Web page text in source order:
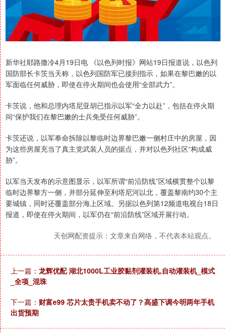
新华社耶路撒冷4月19日电 《以色列时报》网站19日报道说，以色列
国防部长卡茨当天称，以色列国防军已接到指示，如果在黎巴嫩的以
军面临任何威胁，即使在停火期间也会使用“全部武力”。
卡茨说，他和总理内塔尼亚胡已指示以军“全力以赴”，包括在停火期
间“保护我们在黎巴嫩的士兵免受任何威胁”。
卡茨还说，以军奉命拆除以黎临时边界黎巴嫩一侧村庄中的房屋，因
为这些房屋充当了真主党武装人员的据点，并对以色列社区“构成威
胁”。
以军当天发布的示意图显示，以军所谓“前沿防线”区域横贯整个以黎
临时边界黎方一侧，并部分延伸至利塔尼河以北，覆盖黎南约30个主
要城镇，同时还覆盖部分海上区域。另据以色列第12频道电视台18日
报道，即使在停火期间，以军仍在“前沿防线”区域开展行动。
天创网配资提示：文章来自网络，不代表本站观点。
上一篇： 龙辉优配 湖北1000L工业胶黏剂灌装机,自动灌装机_模式
_全项_混珠
下一篇： 财富e99 芯片太贵手机卖不动了？高盛下调今明两年手机
出货预期